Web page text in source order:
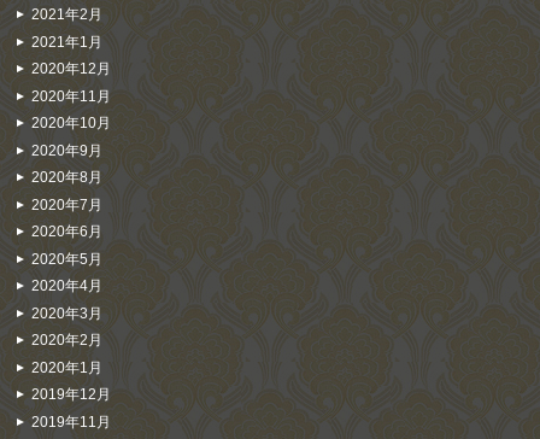
2021年2月
2021年1月
2020年12月
2020年11月
2020年10月
2020年9月
2020年8月
2020年7月
2020年6月
2020年5月
2020年4月
2020年3月
2020年2月
2020年1月
2019年12月
2019年11月